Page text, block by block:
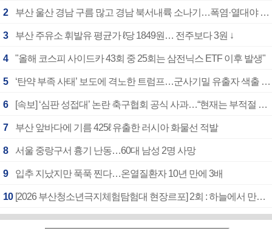
2 부산 울산 경남 구름 많고 경남 북서내륙 소나기…폭염·열대야 계속
3 부산 주유소 휘발유 평균가 ℓ당 1849원… 전주보다 3원 ↓
4 "올해 코스피 사이드카 43회 중 25회는 삼전닉스 ETF 이후 발생"
5 ‘탄약 부족 사태’ 보도에 격노한 트럼프…군사기밀 유출자 색출 지시
6 [속보] ‘심판 성접대’ 논란 축구협회 공식 사과…“현재는 부적절 행위 없어”
7 부산 앞바다에 기름 425ℓ 유출한 러시아 화물선 적발
8 서울 중랑구서 흉기 난동…60대 남성 2명 사망
9 입추 지났지만 푹푹 찐다…온열질환자 10년 만에 3배
10 [2026 부산청소년극지체험탐험대 현장르포] 2회 : 하늘에서 만난 얼음의 나라